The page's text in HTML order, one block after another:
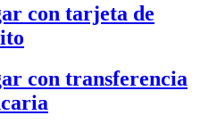
con tarjeta de
con transferencia